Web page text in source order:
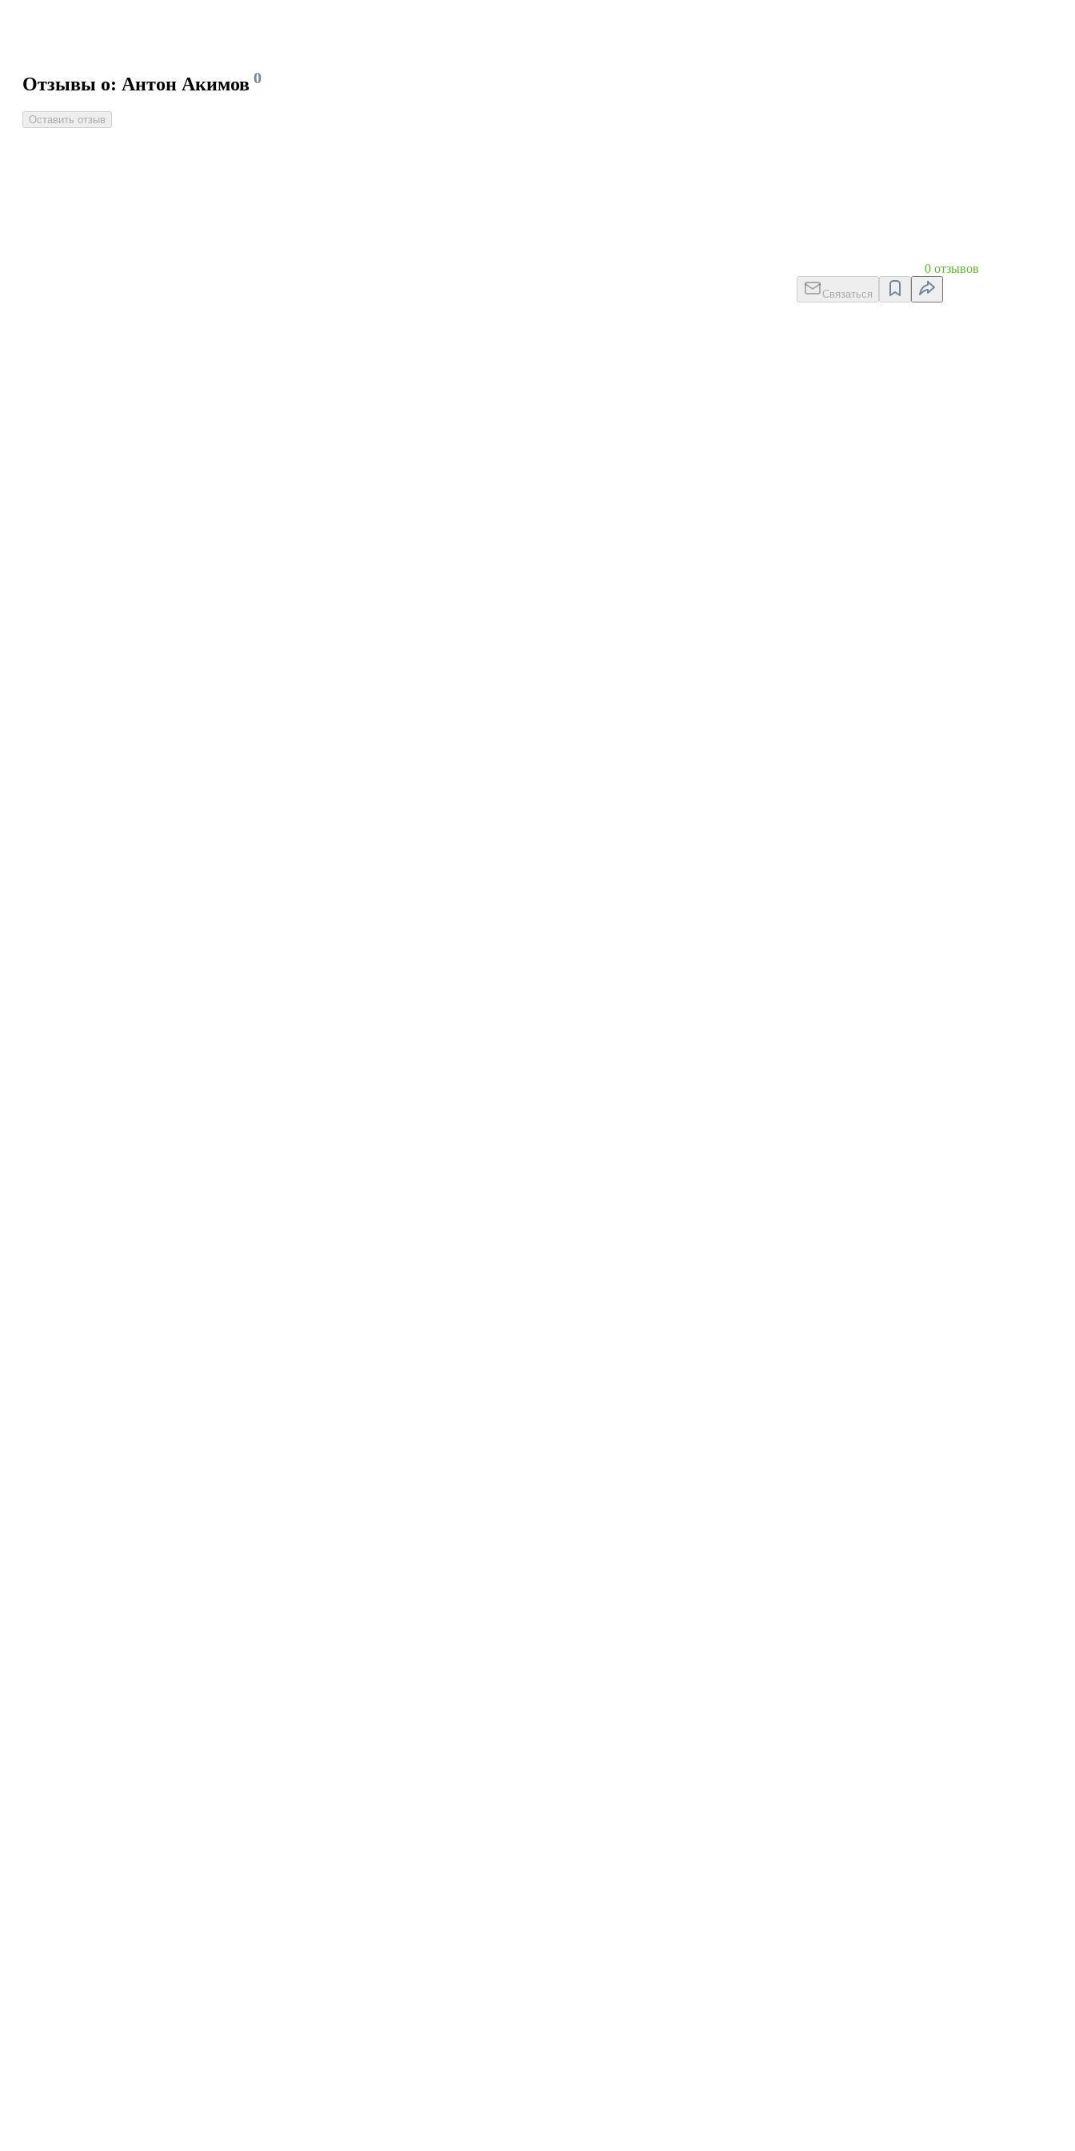
Отзывы о: Антон Акимов 0
Оставить отзыв
0 отзывов
Связаться